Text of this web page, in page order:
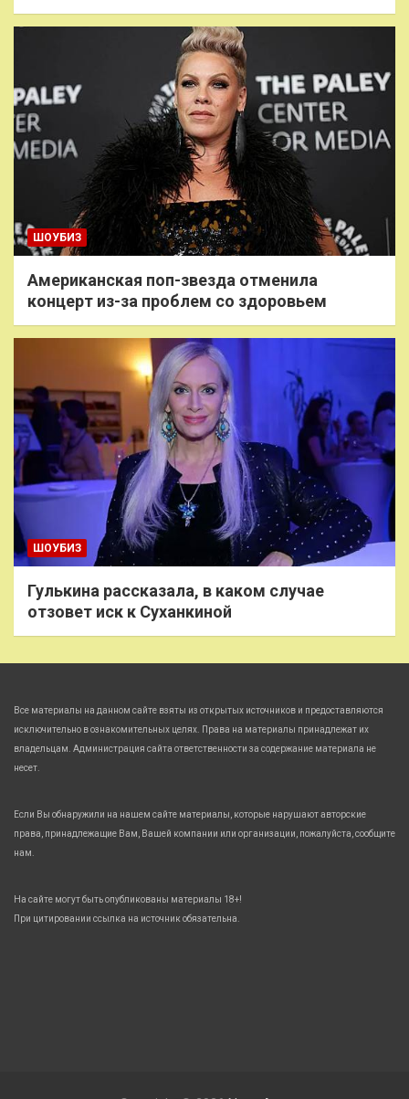
ШОУБИЗ
Американская поп-звезда отменила
концерт из-за проблем со здоровьем
ШОУБИЗ
Гулькина рассказала, в каком случае
отзовет иск к Суханкиной
Все материалы на данном сайте взяты из открытых источников и предоставляются
исключительно в ознакомительных целях. Права на материалы принадлежат их
владельцам. Администрация сайта ответственности за содержание материала не
несет.
Если Вы обнаружили на нашем сайте материалы, которые нарушают авторские
права, принадлежащие Вам, Вашей компании или организации, пожалуйста, сообщите
нам.
На сайте могут быть опубликованы материалы 18+!
При цитировании ссылка на источник обязательна.